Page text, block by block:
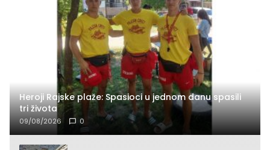
Heroji Rajske plaže: Spasioci u jednom danu spasili
tri života
09/08/2026 0